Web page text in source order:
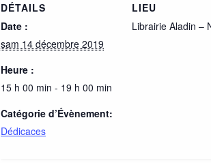
DÉTAILS
Date :
sam 14 décembre 2019
Heure :
15 h 00 min - 19 h 00 min
Catégorie d’Évènement:
Dédicaces
LIEU
Librairie Aladin –